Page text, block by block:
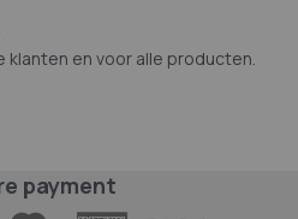
en voor alle producten.
payment